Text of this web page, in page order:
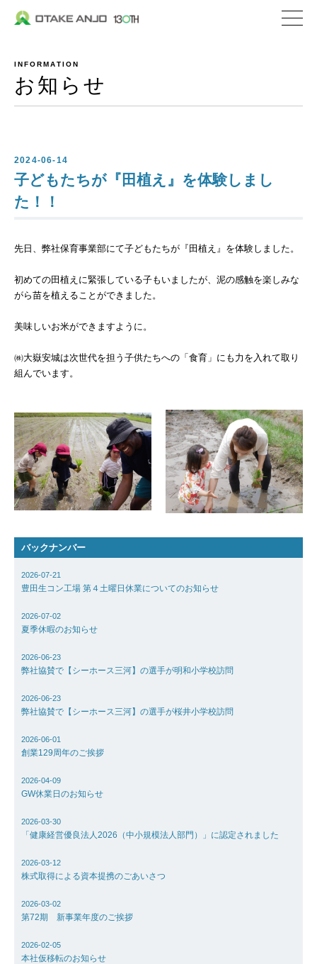
私たちが選ばれる理
生コンクリート
自己治癒コンクリー
地業工事
雨水貯留槽／外構他
（都市計画工事）
内外装工事／耐火・
舗装工事／柱脚工事
子育て支援事業
INFORMATION
お知らせ
2024-06-14
子どもたちが『田植え』を体験しまし
た！！
先日、弊社保育事業部にて子どもたちが『田植え』を体験しました。
初めての田植えに緊張している子もいましたが、泥の感触を楽しみな
がら苗を植えることができました。
美味しいお米ができますように。
㈱大嶽安城は次世代を担う子供たちへの「食育」にも力を入れて取り
組んでいます。
バックナンバー
2026-07-21
豊田生コン工場 第４土曜日休業についてのお知らせ
2026-07-02
夏季休暇のお知らせ
2026-06-23
弊社協賛で【シーホース三河】の選手が明和小学校訪問
2026-06-23
弊社協賛で【シーホース三河】の選手が桜井小学校訪問
2026-06-01
創業129周年のご挨拶
2026-04-09
GW休業日のお知らせ
2026-03-30
「健康経営優良法人2026（中小規模法人部門）」に認定されました
2026-03-12
株式取得による資本提携のごあいさつ
2026-03-02
第72期 新事業年度のご挨拶
2026-02-05
本社仮移転のお知らせ